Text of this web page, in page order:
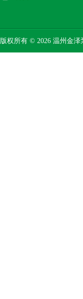
版权所有 © 2026 温州金泽